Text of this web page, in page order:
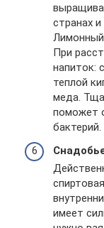
странах
При
напиток:
теплой
меда.
поможет
бактерий.
имеет